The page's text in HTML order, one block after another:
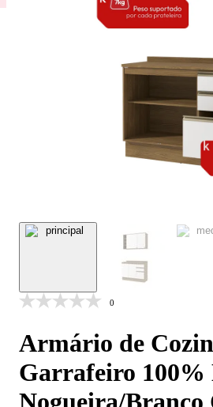
0
Armário de
Garrafeiro 100%